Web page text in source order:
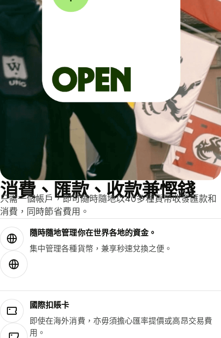
消費、匯款、收款兼慳錢
只需一個帳戶，即可隨時隨地以40多種貨幣收發匯款和
消費，同時節省費用。
隨時隨地管理你在世界各地的資金。
集中管理各種貨幣，兼享秒速兌換之便。
國際扣賬卡
即使在海外消費，亦毋須擔心匯率提價或高昂交易費
用。